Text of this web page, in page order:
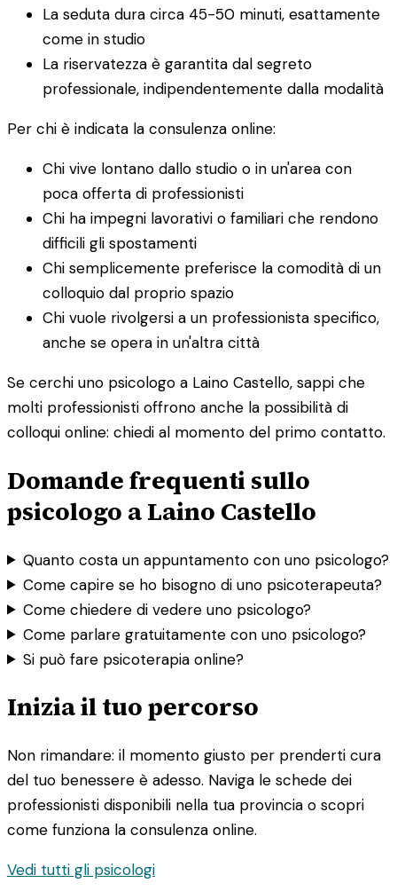
La seduta dura circa 45-50 minuti, esattamente
come in studio
La riservatezza è garantita dal segreto
professionale, indipendentemente dalla modalità
Per chi è indicata la consulenza online:
Chi vive lontano dallo studio o in un'area con
poca offerta di professionisti
Chi ha impegni lavorativi o familiari che rendono
difficili gli spostamenti
Chi semplicemente preferisce la comodità di un
colloquio dal proprio spazio
Chi vuole rivolgersi a un professionista specifico,
anche se opera in un'altra città
Se cerchi uno psicologo a Laino Castello, sappi che
molti professionisti offrono anche la possibilità di
colloqui online: chiedi al momento del primo contatto.
Domande frequenti sullo
psicologo a Laino Castello
Quanto costa un appuntamento con uno psicologo?
Come capire se ho bisogno di uno psicoterapeuta?
Come chiedere di vedere uno psicologo?
Come parlare gratuitamente con uno psicologo?
Si può fare psicoterapia online?
Inizia il tuo percorso
Non rimandare: il momento giusto per prenderti cura
del tuo benessere è adesso. Naviga le schede dei
professionisti disponibili nella tua provincia o scopri
come funziona la consulenza online.
Vedi tutti gli psicologi